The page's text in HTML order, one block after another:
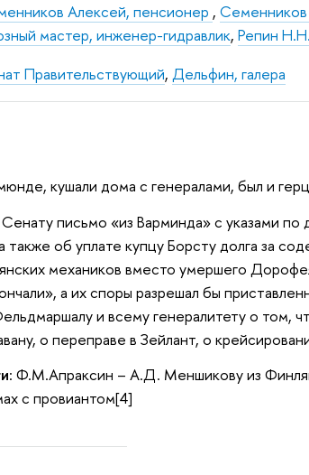
Алексей, пенсионер ,
мастер, инженер-гидравлик,Репин
Правительствующий,Дельфин, галера
кушали дома с генералами, был и
письмо «из Варминда» с указами
также об уплате купцу Борсту долга за
механиков вместо умершего
а их споры разрешал бы
и всему генералитету о том,
о переправе в Зейлант, о
: Ф.М.Апраксин – А.Д. Меншикову из
с провиантом[4]